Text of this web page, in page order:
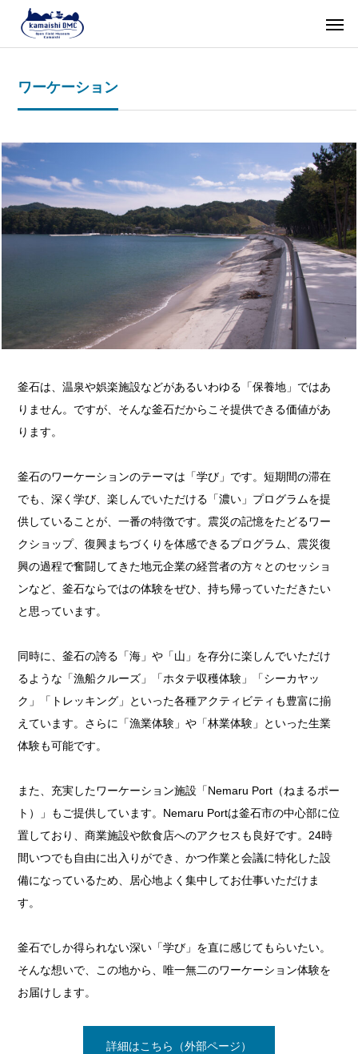
ワーケーション
釜石は、温泉や娯楽施設などがあるいわゆる「保養地」ではあ
りません。ですが、そんな釜石だからこそ提供できる価値があ
ります。
釜石のワーケーションのテーマは「学び」です。短期間の滞在
でも、深く学び、楽しんでいただける「濃い」プログラムを提
供していることが、一番の特徴です。震災の記憶をたどるワー
クショップ、復興まちづくりを体感できるプログラム、震災復
興の過程で奮闘してきた地元企業の経営者の方々とのセッショ
ンなど、釜石ならではの体験をぜひ、持ち帰っていただきたい
と思っています。
同時に、釜石の誇る「海」や「山」を存分に楽しんでいただけ
るような「漁船クルーズ」「ホタテ収穫体験」「シーカヤッ
ク」「トレッキング」といった各種アクティビティも豊富に揃
えています。さらに「漁業体験」や「林業体験」といった生業
体験も可能です。
また、充実したワーケーション施設「Nemaru Port（ねまるポー
ト）」もご提供しています。Nemaru Portは釜石市の中心部に位
置しており、商業施設や飲食店へのアクセスも良好です。24時
間いつでも自由に出入りができ、かつ作業と会議に特化した設
備になっているため、居心地よく集中してお仕事いただけま
す。
釜石でしか得られない深い「学び」を直に感じてもらいたい。
そんな想いで、この地から、唯一無二のワーケーション体験を
お届けします。
詳細はこちら（外部ページ）